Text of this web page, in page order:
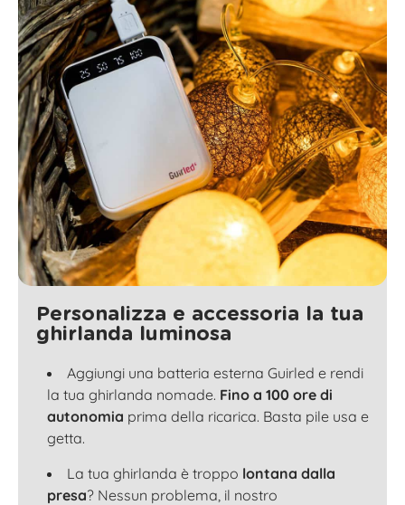
Personalizza e accessoria la tua
ghirlanda luminosa
Aggiungi una batteria esterna Guirled e rendi
la tua ghirlanda nomade. Fino a 100 ore di
autonomia prima della ricarica. Basta pile usa e
getta.
La tua ghirlanda è troppo lontana dalla
presa? Nessun problema, il nostro